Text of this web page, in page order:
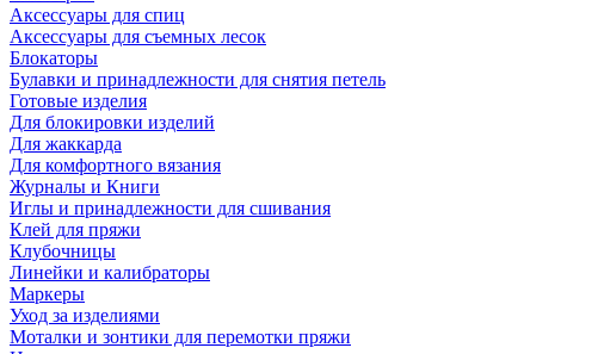
Аксессуары для спиц
Аксессуары для съемных лесок
Блокаторы
Булавки и принадлежности для снятия петель
Готовые изделия
Для блокировки изделий
Для жаккарда
Для комфортного вязания
Журналы и Книги
Иглы и принадлежности для сшивания
Клей для пряжи
Клубочницы
Линейки и калибраторы
Маркеры
Уход за изделиями
Моталки и зонтики для перемотки пряжи